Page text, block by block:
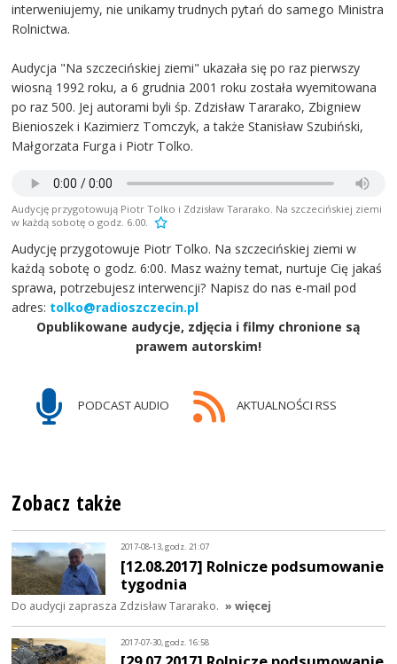
interweniujemy, nie unikamy trudnych pytań do samego Ministra
Rolnictwa.
Audycja "Na szczecińskiej ziemi" ukazała się po raz pierwszy
wiosną 1992 roku, a 6 grudnia 2001 roku została wyemitowana
po raz 500. Jej autorami byli śp. Zdzisław Tararako, Zbigniew
Bienioszek i Kazimierz Tomczyk, a także Stanisław Szubiński,
Małgorzata Furga i Piotr Tolko.
Audycję przygotowują Piotr Tolko i Zdzisław Tararako. Na szczecińskiej ziemi
w każdą sobotę o godz. 6.00.
Audycję przygotowuje Piotr Tolko. Na szczecińskiej ziemi w
każdą sobotę o godz. 6:00. Masz ważny temat, nurtuje Cię jakaś
sprawa, potrzebujesz interwencji? Napisz do nas e-mail pod
adres: tolko@radioszczecin.pl
Opublikowane audycje, zdjęcia i filmy chronione są
prawem autorskim!
PODCAST AUDIO AKTUALNOŚCI RSS
Zobacz także
2017-08-13, godz. 21:07
[12.08.2017] Rolnicze podsumowanie
tygodnia
Do audycji zaprasza Zdzisław Tararako. » więcej
2017-07-30, godz. 16:58